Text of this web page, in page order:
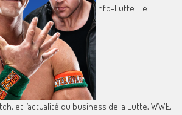
Info-Lutte. Le
et l’actualité du business de la Lutte, WWE,